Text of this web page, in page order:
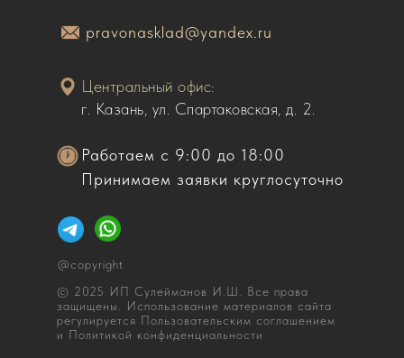
@copyright
© 2025 ИП Сулейманов И.Ш. Все права
защищены. Использование материалов сайта
регулируется Пользовательским соглашением
и Политикой конфиденциальности
pravonasklad@yandex.ru
Работаем с 9:00 до 18:00
Принимаем заявки круглосуточно
Центральный офис:
г. Казань, ул. Спартаковская, д. 2.